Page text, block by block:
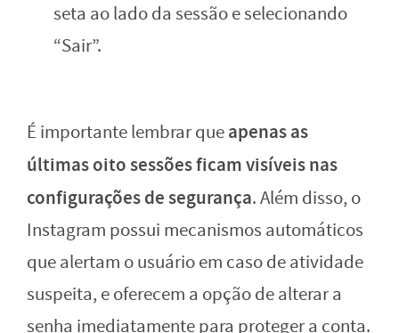
seta ao lado da sessão e selecionando
“Sair”.
É importante lembrar queapenas as
últimas oito sessões ficam visíveis nas
configurações de segurança. Além disso, o
Instagram possui mecanismos automáticos
que alertam o usuário em caso de atividade
suspeita, e oferecem a opção de alterar a
senha imediatamente para proteger a conta.